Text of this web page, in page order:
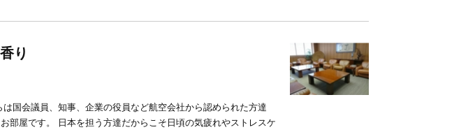
り
国会議員、知事、企業の役員など航空会社から認められた方達
部屋です。 日本を担う方達だからこそ日頃の気疲れやストレスケ